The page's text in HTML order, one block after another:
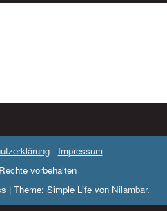
Impressum
vorbehalten
| Theme: Simple Life von Nilambar.